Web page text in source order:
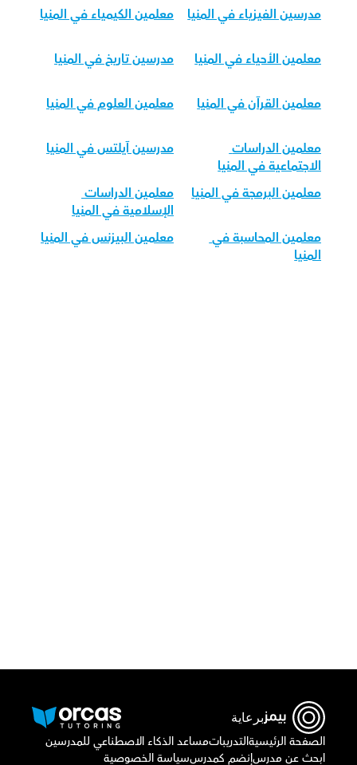
مدرسين الفيزياء في المنيا
معلمين الكيمياء في المنيا
معلمين الأحياء في المنيا
مدرسين تاريخ في المنيا
معلمين القرآن في المنيا
معلمين العلوم في المنيا
معلمين الدراسات
الاجتماعية في المنيا
مدرسين آيلتس في المنيا
معلمين البرمجة في المنيا
معلمين الدراسات
الإسلامية في المنيا
معلمين المحاسبة في
المنيا
معلمين البيزنس في المنيا
برعاية
الصفحة الرئيسيةالتدريباتمساعد الذكاء الاصطناعي للمدرسين
ابحث عن مدرسإنضم كمدرسسياسة الخصوصية